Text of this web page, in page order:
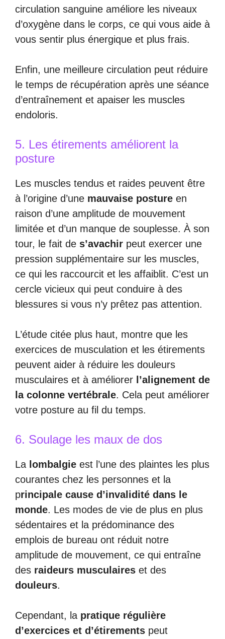
circulation sanguine améliore les niveaux
d’oxygène dans le corps, ce qui vous aide à
vous sentir plus énergique et plus frais.
Enfin, une meilleure circulation peut réduire
le temps de récupération après une séance
d’entraînement et apaiser les muscles
endoloris.
5. Les étirements améliorent la
posture
Les muscles tendus et raides peuvent être
à l’origine d’une mauvaise posture en
raison d’une amplitude de mouvement
limitée et d’un manque de souplesse. À son
tour, le fait de s’avachir peut exercer une
pression supplémentaire sur les muscles,
ce qui les raccourcit et les affaiblit. C’est un
cercle vicieux qui peut conduire à des
blessures si vous n’y prêtez pas attention.
L’étude citée plus haut, montre que les
exercices de musculation et les étirements
peuvent aider à réduire les douleurs
musculaires et à améliorer l’alignement de
la colonne vertébrale. Cela peut améliorer
votre posture au fil du temps.
6. Soulage les maux de dos
La lombalgie est l’une des plaintes les plus
courantes chez les personnes et la
principale cause d’invalidité dans le
monde. Les modes de vie de plus en plus
sédentaires et la prédominance des
emplois de bureau ont réduit notre
amplitude de mouvement, ce qui entraîne
des raideurs musculaires et des
douleurs.
Cependant, la pratique régulière
d’exercices et d’étirements peut